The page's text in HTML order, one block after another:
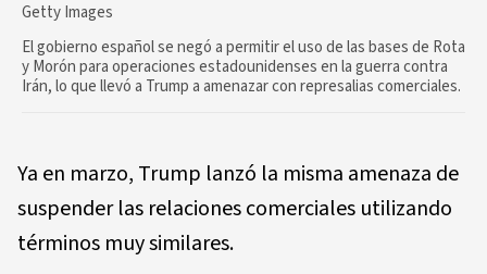
Getty Images
El gobierno español se negó a permitir el uso de las bases de Rota
y Morón para operaciones estadounidenses en la guerra contra
Irán, lo que llevó a Trump a amenazar con represalias comerciales.
Ya en marzo, Trump lanzó la misma amenaza de
suspender las relaciones comerciales utilizando
términos muy similares.